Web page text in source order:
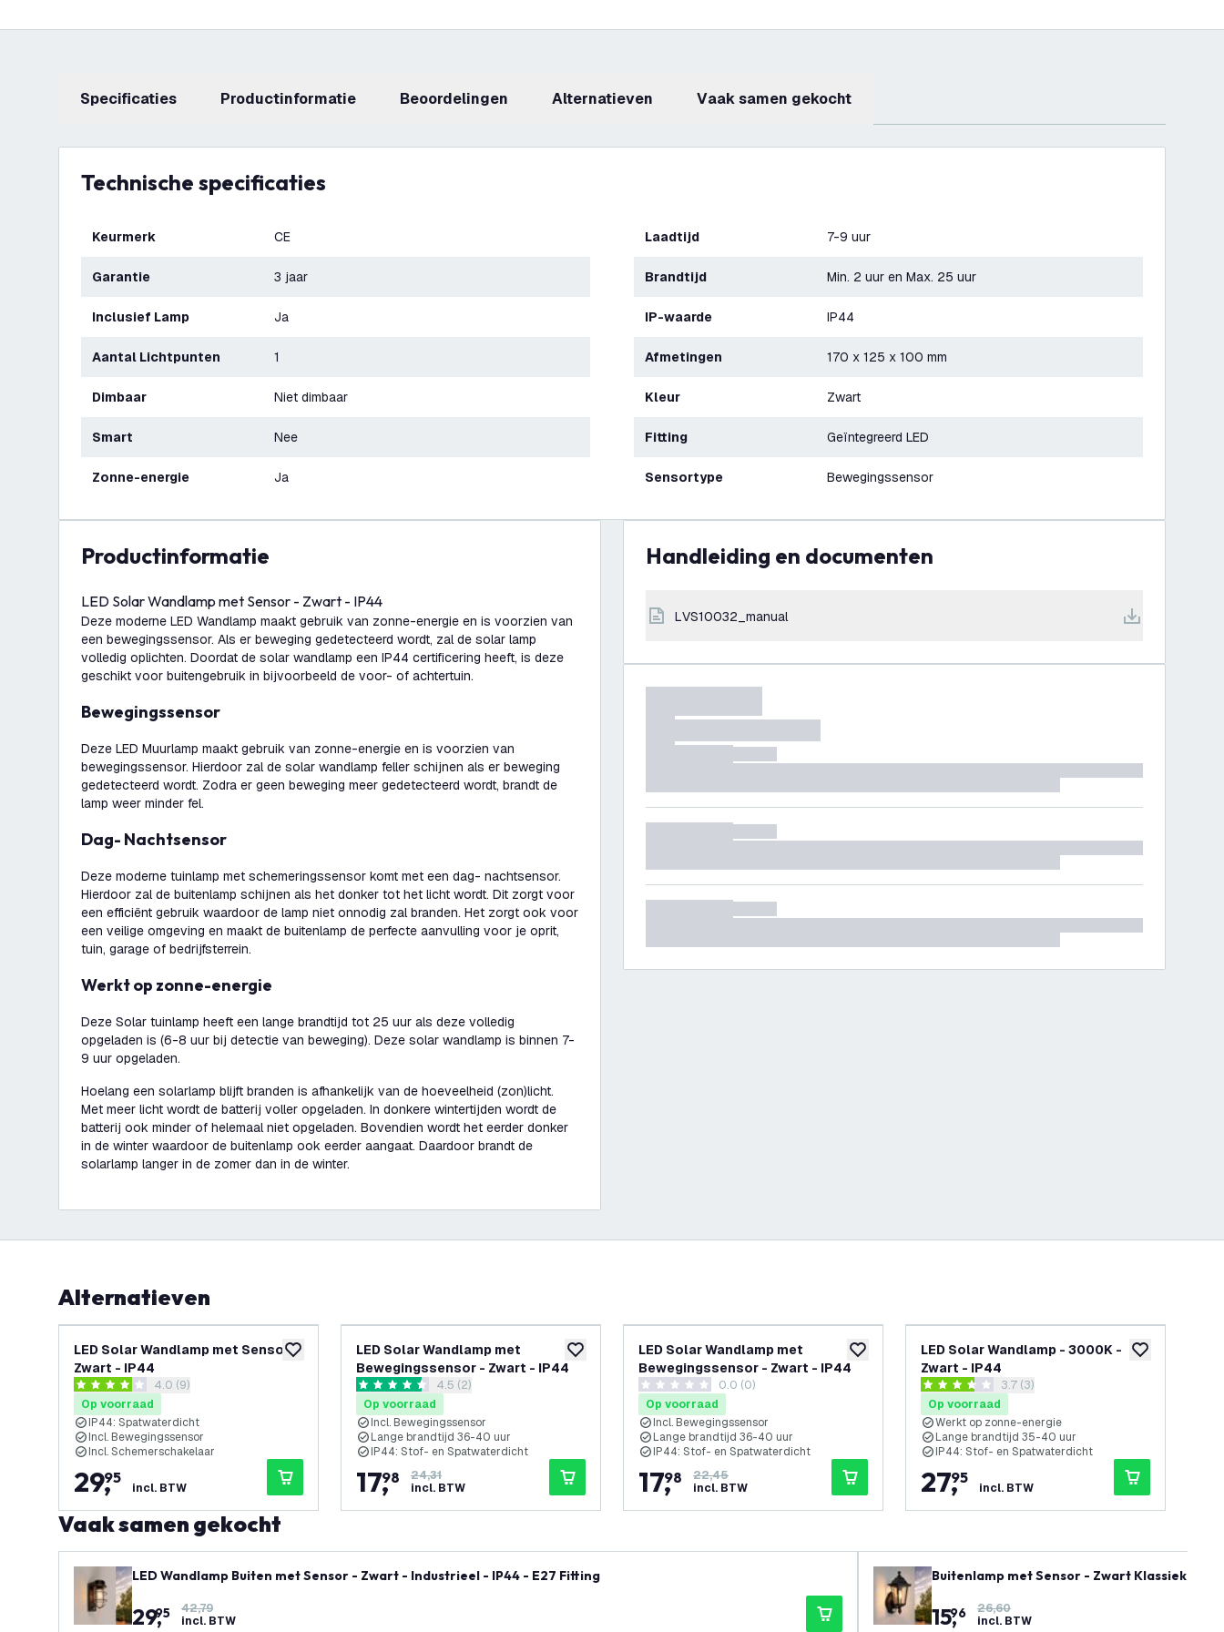
Specificaties productinformatie beoordelingen Alternatieven Vaak samen gekocht
Technische specificaties
Keurmerk CE
Garantie 3 jaar
Inclusief Lamp Ja
Aantal Lichtpunten 1
Dimbaar Niet dimbaar
Smart Nee
Zonne-energie Ja
Laadtijd 7-9 uur
Brandtijd Min. 2 uur en Max. 25 uur
IP-waarde IP44
Afmetingen 170 x 125 x 100 mm
Kleur Zwart
Fitting Geïntegreerd LED
Sensortype Bewegingssensor
productinformatie
LED Solar Wandlamp met Sensor - Zwart - IP44
Deze moderne LED Wandlamp maakt gebruik van zonne-energie en is voorzien van
een bewegingssensor. Als er beweging gedetecteerd wordt, zal de solar lamp
volledig oplichten. Doordat de solar wandlamp een IP44 certificering heeft, is deze
geschikt voor buitengebruik in bijvoorbeeld de voor- of achtertuin.
Bewegingssensor
Deze LED Muurlamp maakt gebruik van zonne-energie en is voorzien van
bewegingssensor. Hierdoor zal de solar wandlamp feller schijnen als er beweging
gedetecteerd wordt. Zodra er geen beweging meer gedetecteerd wordt, brandt de
lamp weer minder fel.
Dag- Nachtsensor
Deze moderne tuinlamp met schemeringssensor komt met een dag- nachtsensor.
Hierdoor zal de buitenlamp schijnen als het donker tot het licht wordt. Dit zorgt voor
een efficiënt gebruik waardoor de lamp niet onnodig zal branden. Het zorgt ook voor
een veilige omgeving en maakt de buitenlamp de perfecte aanvulling voor je oprit,
tuin, garage of bedrijfsterrein.
Werkt op zonne-energie
Deze Solar tuinlamp heeft een lange brandtijd tot 25 uur als deze volledig
opgeladen is (6-8 uur bij detectie van beweging). Deze solar wandlamp is binnen 7-
9 uur opgeladen.
Hoelang een solarlamp blijft branden is afhankelijk van de hoeveelheid (zon)licht.
Met meer licht wordt de batterij voller opgeladen. In donkere wintertijden wordt de
batterij ook minder of helemaal niet opgeladen. Bovendien wordt het eerder donker
in de winter waardoor de buitenlamp ook eerder aangaat. Daardoor brandt de
solarlamp langer in de zomer dan in de winter.
Handleiding en documenten
LVS10032_manual
Alternatieven
toevoegen aan verlanglijst
LED Solar Wandlamp met Sensor -
Zwart - IP44
reviews drawer openen
4 score sterren4.0 (9)
Op voorraad
IP44: Spatwaterdicht
Incl. Bewegingssensor
Incl. Schemerschakelaar
29,
95
incl. BTW
toevoegen aan verlanglijst
LED Solar Wandlamp met
Bewegingssensor - Zwart - IP44
reviews drawer openen
4.5 score sterren4.5 (2)
Op voorraad
Incl. Bewegingssensor
Lange brandtijd 36-40 uur
IP44: Stof- en Spatwaterdicht
17,
98
24,31
incl. BTW
toevoegen aan verlanglijst
LED Solar Wandlamp met
Bewegingssensor - Zwart - IP44
0 score sterren0.0 (0)
Op voorraad
Incl. Bewegingssensor
Lange brandtijd 36-40 uur
IP44: Stof- en Spatwaterdicht
17,
98
22,45
incl. BTW
toevoegen
LED Solar Wandlamp - 3000K -
Zwart - IP44
reviews drawer openen
3.7 score sterren3.7 (3)
Op voorraad
Werkt op zonne-energie
Lange brandtijd 35-40 uur
IP44: Stof- en Spatwaterdicht
27,
95
incl. BTW
Vaak samen gekocht
LED Wandlamp Buiten met Sensor - Zwart - Industrieel - IP44 - E27 Fitting
29,
95
42,79
incl. BTW
15,
96
26,60
incl. BTW